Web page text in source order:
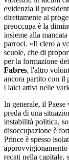
evidenzia il
direttamente al
preoccupa è la
insieme alla
parroci. «Il clero a
scuole, che di
per la formazione
Fabres, l'altro
ancora partito con il
i laici attivi nelle
In generale, il
preda di una
instabilità politica,
disoccupazione è
Prince è spesso
recati nella capitale,